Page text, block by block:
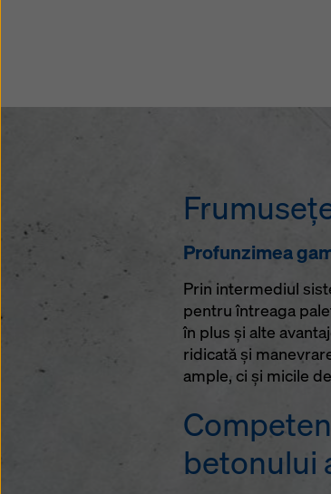
Profunzimea
Prin intermediul
pentru întreaga
în plus şi alte
ridicată şi
ample, ci şi micile
betonului